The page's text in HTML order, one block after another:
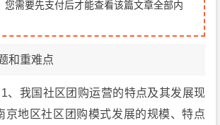
您需要先支付后才能查看该篇文章全部内
和重难点
、我国社区团购运营的特点及其发展现
京地区社区团购模式发展的规模、特点